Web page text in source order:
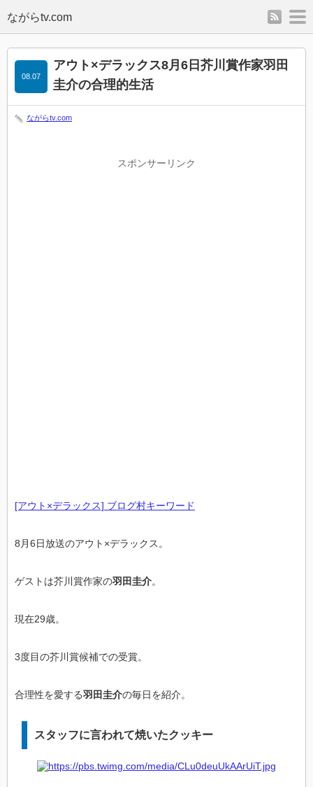
rss
アウト×デラックス8月6日芥川賞作家羽田
圭介の合理的生活
08.07
ながらtv.com
スポンサーリンク
[アウト×デラックス] ブログ村キーワード
8月6日放送のアウト×デラックス。
ゲストは芥川賞作家の羽田圭介。
現在29歳。
3度目の芥川賞候補での受賞。
合理性を愛する羽田圭介の毎日を紹介。
スタッフに言われて焼いたクッキー